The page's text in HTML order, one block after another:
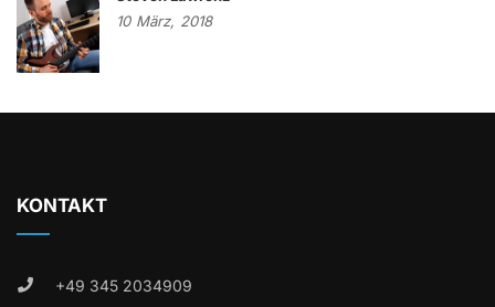
10 März, 2018
KONTAKT
+49 345 2034909